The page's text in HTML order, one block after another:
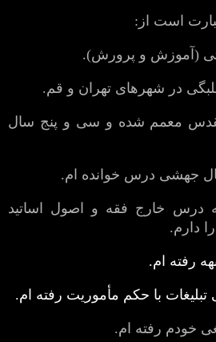
است از:
(آموزش و پرورش).
در شهرهای تهران و قم.
معمم شده و سی و پنج سال
جهشی درس خوانده ام.
درس خارج فقه و اصول اساتید
دارم.
رفته ام.
با حکم مأموریت رفته ام.
خودم رفته ام.